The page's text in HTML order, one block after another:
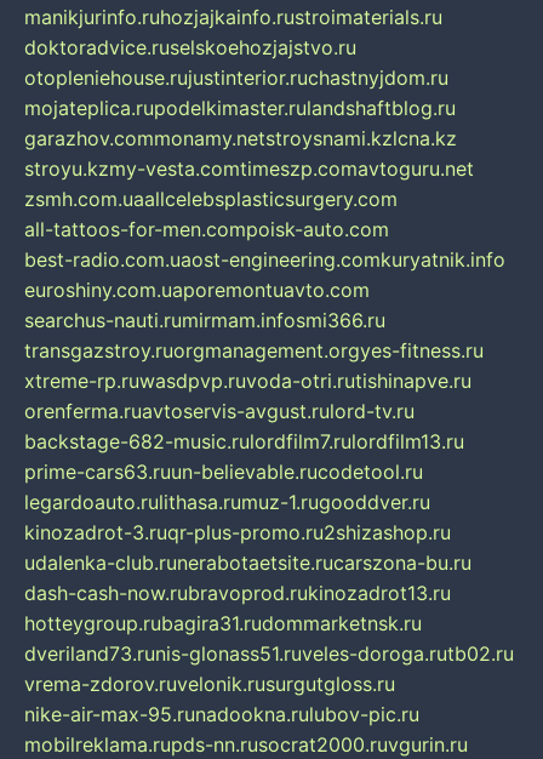
manikjurinfo.ruhozjajkainfo.rustroimaterials.ru
doktoradvice.ruselskoehozjajstvo.ru
otopleniehouse.rujustinterior.ruchastnyjdom.ru
mojateplica.rupodelkimaster.rulandshaftblog.ru
garazhov.commonamy.netstroysnami.kzlcna.kz
stroyu.kzmy-vesta.comtimeszp.comavtoguru.net
zsmh.com.uaallcelebsplasticsurgery.com
all-tattoos-for-men.compoisk-auto.com
best-radio.com.uaost-engineering.comkuryatnik.info
euroshiny.com.uaporemontuavto.com
searchus-nauti.rumirmam.infosmi366.ru
transgazstroy.ruorgmanagement.orgyes-fitness.ru
xtreme-rp.ruwasdpvp.ruvoda-otri.rutishinapve.ru
orenferma.ruavtoservis-avgust.rulord-tv.ru
backstage-682-music.rulordfilm7.rulordfilm13.ru
prime-cars63.ruun-believable.rucodetool.ru
legardoauto.rulithasa.rumuz-1.rugooddver.ru
kinozadrot-3.ruqr-plus-promo.ru2shizashop.ru
udalenka-club.runerabotaetsite.rucarszona-bu.ru
dash-cash-now.rubravoprod.rukinozadrot13.ru
hotteygroup.rubagira31.rudommarketnsk.ru
dveriland73.runis-glonass51.ruveles-doroga.rutb02.ru
vrema-zdorov.ruvelonik.rusurgutgloss.ru
nike-air-max-95.runadookna.rulubov-pic.ru
mobilreklama.rupds-nn.rusocrat2000.ruvgurin.ru